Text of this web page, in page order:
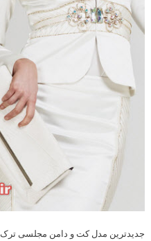
جدیدترین مدل کت و دامن مجلسی ترک ۲۰۱۵